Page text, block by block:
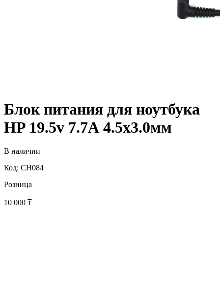
Блок питания для ноутбука
HP 19.5v 7.7А 4.5x3.0мм
В наличии
Код: CH084
Розница
10 000 ₸